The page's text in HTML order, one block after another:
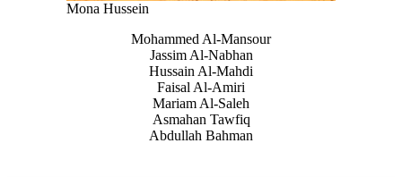
Mona Hussein
Mohammed Al-Mansour
Jassim Al-Nabhan
Hussain Al-Mahdi
Faisal Al-Amiri
Mariam Al-Saleh
Asmahan Tawfiq
Abdullah Bahman